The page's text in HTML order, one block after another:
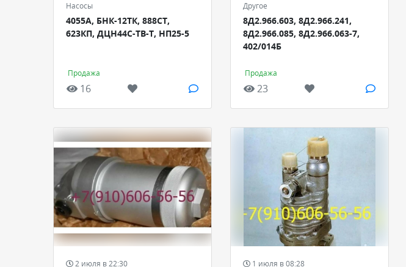
Насосы
4055А, БНК-12ТК, 888СТ,
623КП, ДЦН44С-ТВ-Т, НП25-5
Продажа
16
Другое
8Д2.966.603, 8Д2.966.241,
8Д2.966.085, 8Д2.966.063-7,
402/014Б
Продажа
23
2 июля в 22:30
1 июля в 08:28